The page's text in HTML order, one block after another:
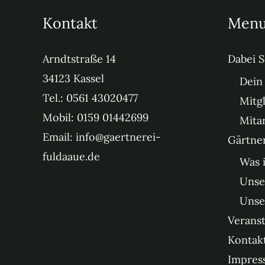
Grün­dung & die damit
mehr erfahren
Kontakt
Arndt­straße 14
34123 Kas­sel
Tel.: 0561 43020477
Mobil: 0159 01442699
Email: info@gaertnerei-
fuldaaue.de
Dabei
Was